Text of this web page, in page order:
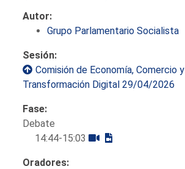
Autor:
Grupo Parlamentario Socialista
Sesión:
Comisión de Economía, Comercio y
Transformación Digital 29/04/2026
Fase:
Debate
14:44-15:03
Oradores: